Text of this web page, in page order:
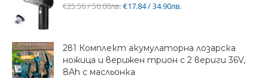
€25.56 / 50.00лв.€17.84 / 34.90лв.
2в1 Комплект акумулаторна лозарска
ножица и верижен трион с 2 вериги 36V,
8Ah с масльонка